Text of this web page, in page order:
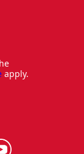
apply.